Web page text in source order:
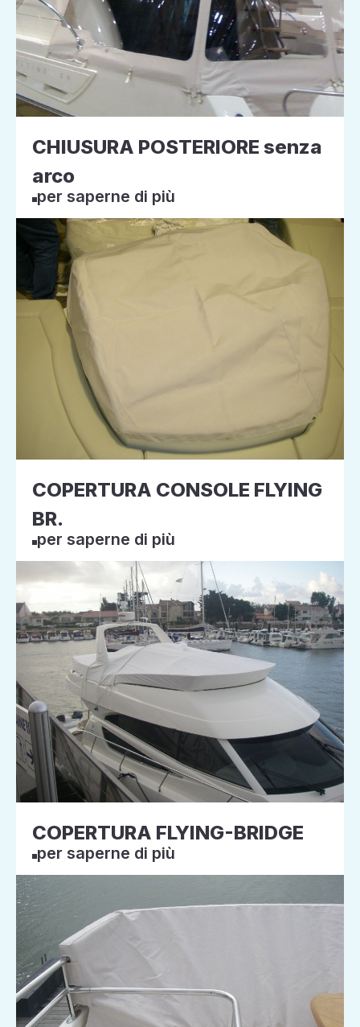
CHIUSURA POSTERIORE senza
arco
per saperne di più
COPERTURA CONSOLE FLYING
BR.
per saperne di più
COPERTURA FLYING-BRIDGE
per saperne di più